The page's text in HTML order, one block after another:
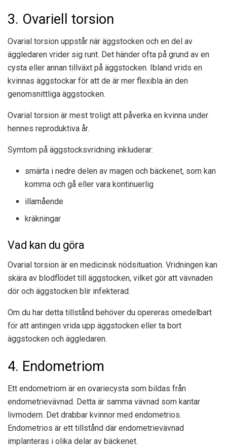
3. Ovariell torsion
Ovarial torsion uppstår när äggstocken och en del av
äggledaren vrider sig runt. Det händer ofta på grund av en
cysta eller annan tillväxt på äggstocken. Ibland vrids en
kvinnas äggstockar för att de är mer flexibla än den
genomsnittliga äggstocken.
Ovarial torsion är mest troligt att påverka en kvinna under
hennes reproduktiva år.
Symtom på äggstocksvridning inkluderar:
smärta i nedre delen av magen och bäckenet, som kan
komma och gå eller vara kontinuerlig
illamående
kräkningar
Vad kan du göra
Ovarial torsion är en medicinsk nödsituation. Vridningen kan
skära av blodflödet till äggstocken, vilket gör att vävnaden
dör och äggstocken blir infekterad.
Om du har detta tillstånd behöver du opereras omedelbart
för att antingen vrida upp äggstocken eller ta bort
äggstocken och äggledaren.
4. Endometriom
Ett endometriom är en ovariecysta som bildas från
endometrievävnad. Detta är samma vävnad som kantar
livmodern. Det drabbar kvinnor med endometrios.
Endometrios är ett tillstånd där endometrievävnad
implanteras i olika delar av bäckenet.